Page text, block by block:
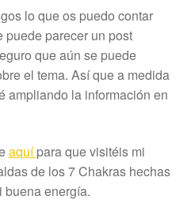
lo que os puedo contar
puede parecer un post
que aún se puede
el tema. Así que a medida
ampliando la información en
aquípara que visitéis mi
de los 7 Chakras hechas
buena energía.